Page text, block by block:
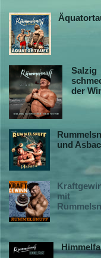
Salzig
der
und
mit